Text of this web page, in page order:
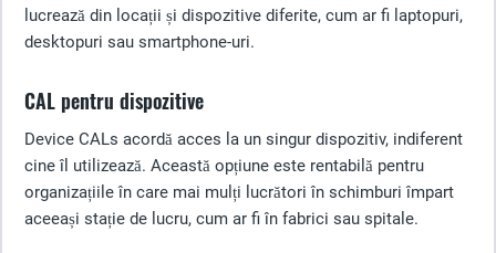
lucrează din locații și dispozitive diferite, cum ar fi laptopuri,
desktopuri sau smartphone-uri.
CAL pentru dispozitive
Device CALs acordă acces la un singur dispozitiv, indiferent
cine îl utilizează. Această opțiune este rentabilă pentru
organizațiile în care mai mulți lucrători în schimburi împart
aceeași stație de lucru, cum ar fi în fabrici sau spitale.